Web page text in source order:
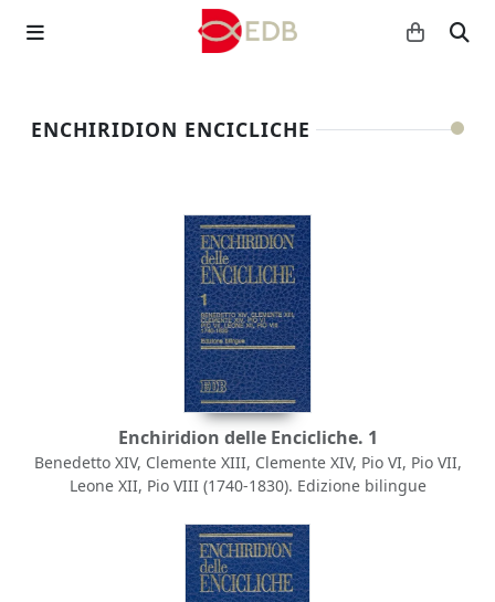
ENCHIRIDION ENCICLICHE
Enchiridion delle Encicliche. 1
Benedetto XIV, Clemente XIII, Clemente XIV, Pio VI, Pio VII,
Leone XII, Pio VIII (1740-1830). Edizione bilingue